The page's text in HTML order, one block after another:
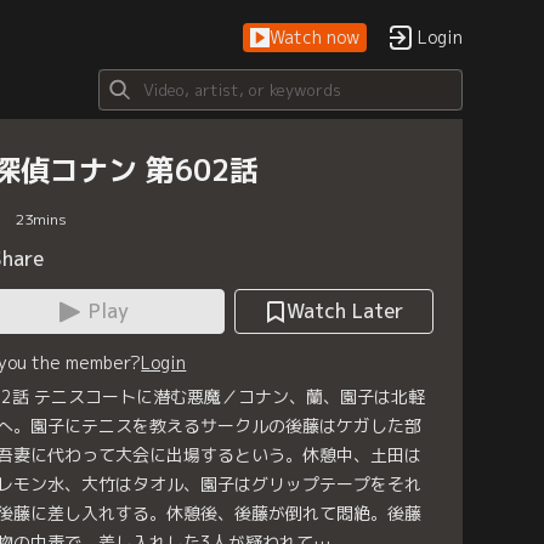
Watch now Login
偵コナン 第602話
23mins
Play
Watch Later
the member?Login
話 テニスコートに潜む悪魔／コナン、蘭、園子は北軽
。園子にテニスを教えるサークルの後藤はケガした部
妻に代わって大会に出場するという。休憩中、土田は
モン水、大竹はタオル、園子はグリップテープをそれ
藤に差し入れする。休憩後、後藤が倒れて悶絶。後藤